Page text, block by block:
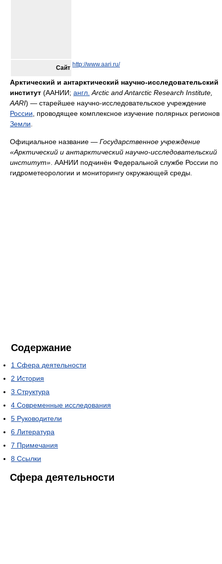
Сайт http://www.aari.ru/
Арктический и антарктический научно-исследовательский
институт (ААНИИ; англ. Arctic and Antarctic Research Institute,
AARI) — старейшее научно-исследовательское учреждение
России , проводящее комплексное изучение полярных регионов
Земли
Официальное название — Государственное учреждение
«Арктический и антарктический научно-исследовательский
институт» . ААНИИ подчинён Федеральной службе России по
гидрометеорологии и мониторингу окружающей среды.
Содержание
1 Сфера деятельности
2 История
3 Структура
4 Современные исследования
5 Руководители
6 Литература
7 Примечания
8 Ссылки
Сфера деятельности